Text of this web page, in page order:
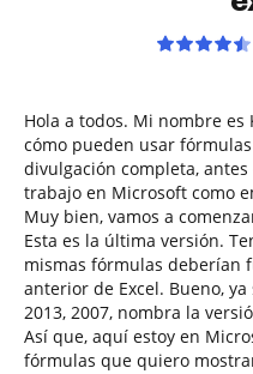
Hola a todos. Mi nombre
cómo pueden usar
divulgación completa,
trabajo en Microsoft como
Muy bien, vamos a
Esta es la última versión.
mismas fórmulas deberían
anterior de Excel. Bueno,
2013, 2007, nombra la
Así que, aquí estoy en
fórmulas que quiero